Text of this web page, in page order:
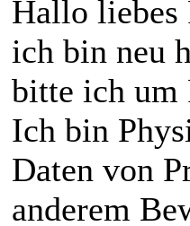
Hallo liebes
ich bin neu
bitte ich um
Ich bin
Daten von
anderem